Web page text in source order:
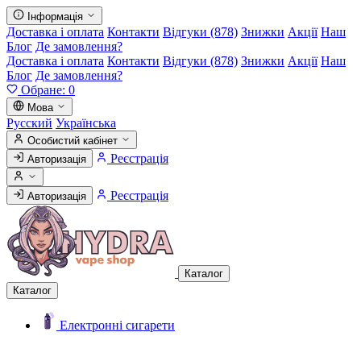
Інформація
Доставка і оплата Контакти Відгуки (878) Знижки Акції Наш
Блог Де замовлення?
Доставка і оплата Контакти Відгуки (878) Знижки Акції Наш
Блог Де замовлення?
Обране: 0
Мова
Русский Українська
Особистий кабінет
Авторизація
Реєстрація
Авторизація Реєстрація
Каталог
Каталог
Електронні сигарети